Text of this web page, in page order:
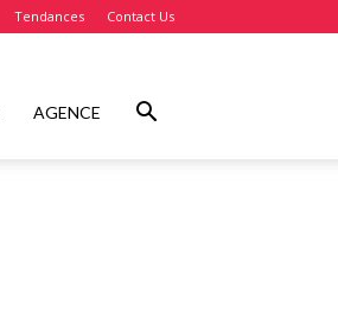
Tendances Contact Us
AGENCE